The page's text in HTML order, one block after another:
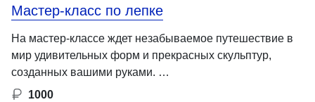
Мастер-класс по лепке
На мастер-классе ждет незабываемое путешествие в
мир удивительных форм и прекрасных скульптур,
созданных вашими руками. …
1000